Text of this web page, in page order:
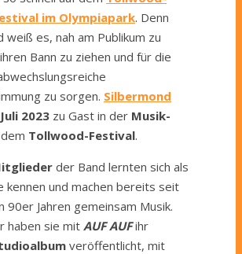
im Olympiapark. Denn
weiß es, nah am Publikum zu
Bann zu ziehen und für die
zu sorgen. Silbermond
2023 zu Gast in der Musik-
Tollwood-Festival.
der Band lernten sich als
kennen und machen bereits seit
90er Jahren gemeinsam Musik.
haben sie mit AUF AUFihr
veröffentlicht, mit